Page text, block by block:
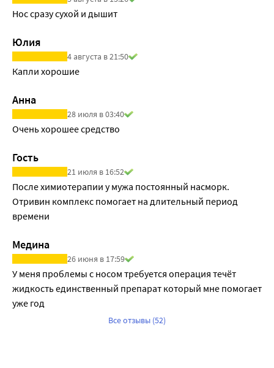
продолжаться не менее 1 часа.
Нос сразу сухой и дышит
Юлия
4 августа в 21:50
Капли хорошие
Анна
28 июля в 03:40
Очень хорошее средство
Гость
21 июля в 16:52
После химиотерапии у мужа постоянный насморк.
Отривин комплекс помогает на длительный период
времени
Медина
26 июня в 17:59
У меня проблемы с носом требуется операция течёт
жидкость единственный препарат который мне помогает
уже год
Все отзывы (52)